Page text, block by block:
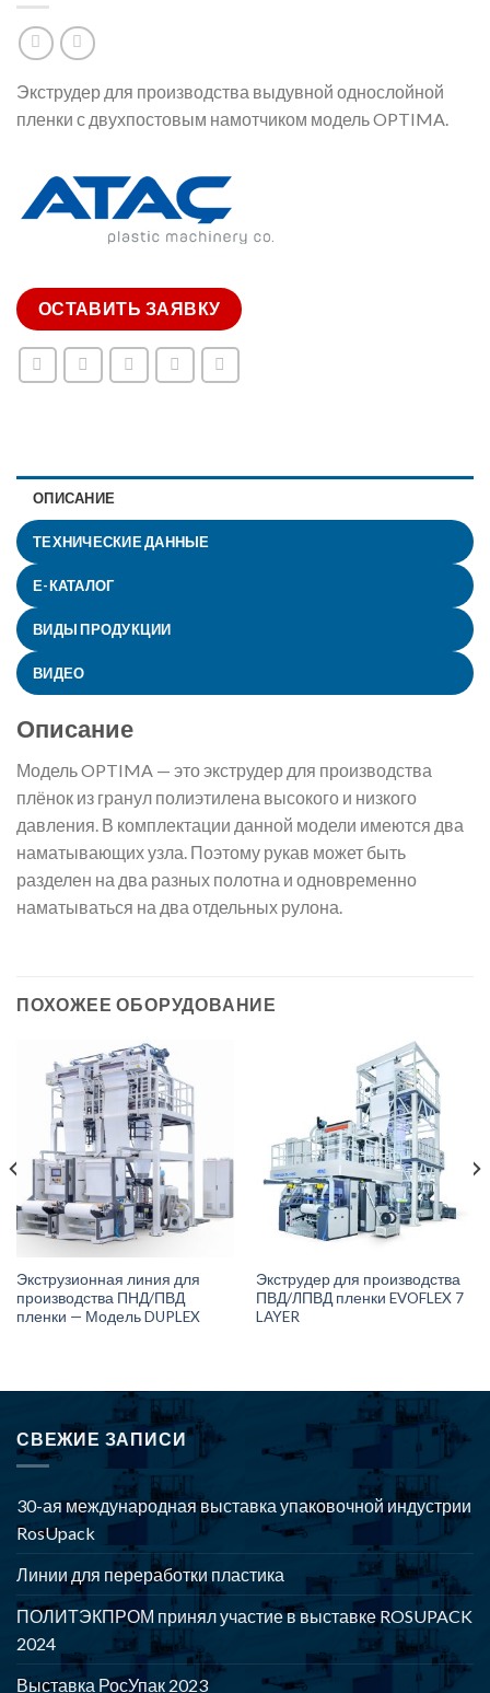
Экструдер для производства выдувной однослойной
пленки с двухпостовым намотчиком модель OPTIMA.
ОСТАВИТЬ ЗАЯВКУ
ОПИСАНИЕ
ТЕХНИЧЕСКИЕ ДАННЫЕ
Е-КАТАЛОГ
ВИДЫ ПРОДУКЦИИ
ВИДЕО
Описание
Модель OPTIMA — это экструдер для производства
плёнок из гранул полиэтилена высокого и низкого
давления. В комплектации данной модели имеются два
наматывающих узла. Поэтому рукав может быть
разделен на два разных полотна и одновременно
наматываться на два отдельных рулона.
ПОХОЖЕЕ ОБОРУДОВАНИЕ
Экструзионная линия для
производства ПНД/ПВД
пленки — Модель DUPLEX
Экструдер для производства
ПВД/ЛПВД пленки EVOFLEX 7
LAYER
СВЕЖИЕ ЗАПИСИ
30-ая международная выставка упаковочной индустрии
RosUpack
Линии для переработки пластика
ПОЛИТЭКПРОМ принял участие в выставке ROSUPACK
2024
Выставка РосУпак 2023